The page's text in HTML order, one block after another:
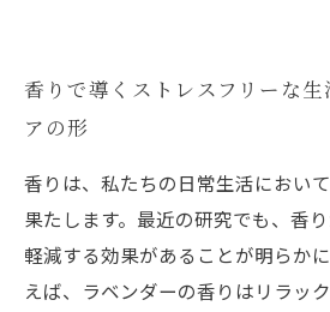
香りで導くストレスフリーな
アの形
香りは、私たちの日常生活におい
果たします。最近の研究でも、香
軽減する効果があることが明らか
えば、ラベンダーの香りはリラッ